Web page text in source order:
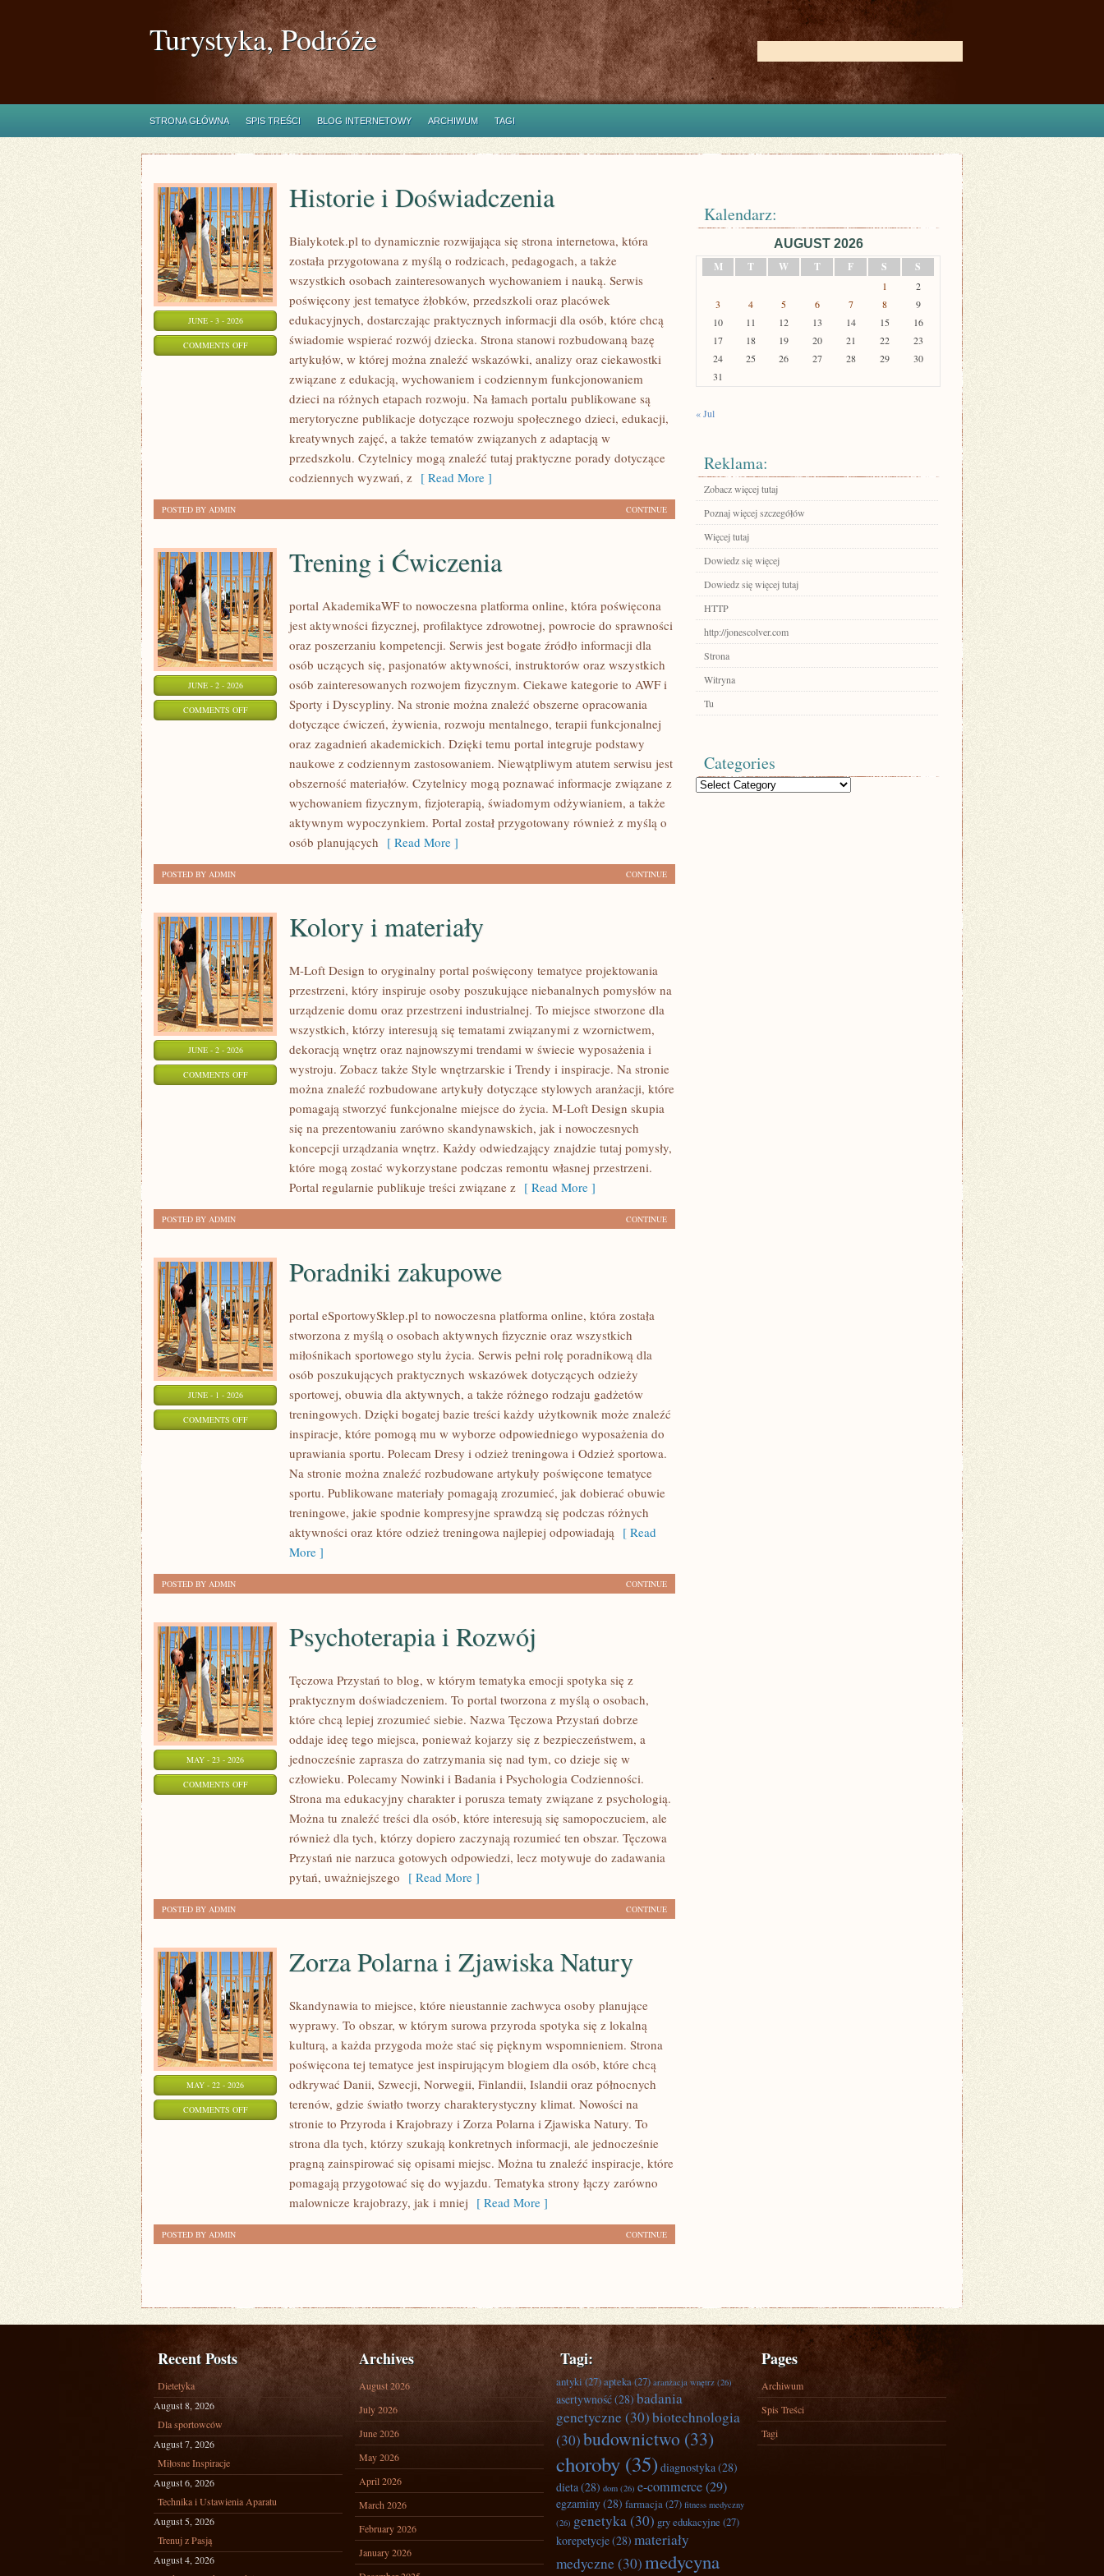
Turystyka, Podróże
STRONA GŁÓWNA SPIS TREŚCI BLOG INTERNETOWY ARCHIWUM TAGI
JUNE - 3 - 2026
COMMENTS OFFON
DOŚWIADCZENIA
Historie i Doświadczenia
Bialykotek.pl to dynamicznie rozwijająca się strona internetowa, która
została przygotowana z myślą o rodzicach, pedagogach, a także
wszystkich osobach zainteresowanych wychowaniem i nauką. Serwis
poświęcony jest tematyce żłobków, przedszkoli oraz placówek
edukacyjnych, dostarczając praktycznych informacji dla osób, które chcą
świadomie wspierać rozwój dziecka. Strona stanowi rozbudowaną bazę
artykułów, w której można znaleźć wskazówki, analizy oraz ciekawostki
związane z edukacją, wychowaniem i codziennym funkcjonowaniem
dzieci na różnych etapach rozwoju. Na łamach portalu publikowane są
merytoryczne publikacje dotyczące rozwoju społecznego dzieci, edukacji,
kreatywnych zajęć, a także tematów związanych z adaptacją w
przedszkolu. Czytelnicy mogą znaleźć tutaj praktyczne porady dotyczące
codziennych wyzwań, z [ Read More ]
CONTINUE
POSTED BY ADMIN
JUNE - 2 - 2026
COMMENTS OFFON
ĆWICZENIA
Trening i Ćwiczenia
portal AkademikaWF to nowoczesna platforma online, która poświęcona
jest aktywności fizycznej, profilaktyce zdrowotnej, powrocie do sprawności
oraz poszerzaniu kompetencji. Serwis jest bogate źródło informacji dla
osób uczących się, pasjonatów aktywności, instruktorów oraz wszystkich
osób zainteresowanych rozwojem fizycznym. Ciekawe kategorie to AWF i
Sporty i Dyscypliny. Na stronie można znaleźć obszerne opracowania
dotyczące ćwiczeń, żywienia, rozwoju mentalnego, terapii funkcjonalnej
oraz zagadnień akademickich. Dzięki temu portal integruje podstawy
naukowe z codziennym zastosowaniem. Niewątpliwym atutem serwisu jest
obszerność materiałów. Czytelnicy mogą poznawać informacje związane z
wychowaniem fizycznym, fizjoterapią, świadomym odżywianiem, a także
aktywnym wypoczynkiem. Portal został przygotowany również z myślą o
osób planujących [ Read More ]
CONTINUE
POSTED BY ADMIN
JUNE - 2 - 2026
COMMENTS OFFON
MATERIAŁY
Kolory i materiały
M-Loft Design to oryginalny portal poświęcony tematyce projektowania
przestrzeni, który inspiruje osoby poszukujące niebanalnych pomysłów na
urządzenie domu oraz przestrzeni industrialnej. To miejsce stworzone dla
wszystkich, którzy interesują się tematami związanymi z wzornictwem,
dekoracją wnętrz oraz najnowszymi trendami w świecie wyposażenia i
wystroju. Zobacz także Style wnętrzarskie i Trendy i inspiracje. Na stronie
można znaleźć rozbudowane artykuły dotyczące stylowych aranżacji, które
pomagają stworzyć funkcjonalne miejsce do życia. M-Loft Design skupia
się na prezentowaniu zarówno skandynawskich, jak i nowoczesnych
koncepcji urządzania wnętrz. Każdy odwiedzający znajdzie tutaj pomysły,
które mogą zostać wykorzystane podczas remontu własnej przestrzeni.
Portal regularnie publikuje treści związane z [ Read More ]
CONTINUE
POSTED BY ADMIN
JUNE - 1 - 2026
COMMENTS OFFON
PORADNIKI
ZAKUPOWE
Poradniki zakupowe
portal eSportowySklep.pl to nowoczesna platforma online, która została
stworzona z myślą o osobach aktywnych fizycznie oraz wszystkich
miłośnikach sportowego stylu życia. Serwis pełni rolę poradnikową dla
osób poszukujących praktycznych wskazówek dotyczących odzieży
sportowej, obuwia dla aktywnych, a także różnego rodzaju gadżetów
treningowych. Dzięki bogatej bazie treści każdy użytkownik może znaleźć
inspiracje, które pomogą mu w wyborze odpowiedniego wyposażenia do
uprawiania sportu. Polecam Dresy i odzież treningowa i Odzież sportowa.
Na stronie można znaleźć rozbudowane artykuły poświęcone tematyce
sportu. Publikowane materiały pomagają zrozumieć, jak dobierać obuwie
treningowe, jakie spodnie kompresyjne sprawdzą się podczas różnych
aktywności oraz które odzież treningowa najlepiej odpowiadają [ Read
More ]
CONTINUE
POSTED BY ADMIN
MAY - 23 - 2026
COMMENTS OFFON
PSYCHOTERAPIA
Psychoterapia i Rozwój
Tęczowa Przystań to blog, w którym tematyka emocji spotyka się z
praktycznym doświadczeniem. To portal tworzona z myślą o osobach,
które chcą lepiej zrozumieć siebie. Nazwa Tęczowa Przystań dobrze
oddaje ideę tego miejsca, ponieważ kojarzy się z bezpieczeństwem, a
jednocześnie zaprasza do zatrzymania się nad tym, co dzieje się w
człowieku. Polecamy Nowinki i Badania i Psychologia Codzienności.
Strona ma edukacyjny charakter i porusza tematy związane z psychologią.
Można tu znaleźć treści dla osób, które interesują się samopoczuciem, ale
również dla tych, którzy dopiero zaczynają rozumieć ten obszar. Tęczowa
Przystań nie narzuca gotowych odpowiedzi, lecz motywuje do zadawania
pytań, uważniejszego [ Read More ]
CONTINUE
POSTED BY ADMIN
MAY - 22 - 2026
COMMENTS OFFON
Zorza Polarna i Zjawiska Natury
Skandynawia to miejsce, które nieustannie zachwyca osoby planujące
wyprawy. To obszar, w którym surowa przyroda spotyka się z lokalną
kulturą, a każda przygoda może stać się pięknym wspomnieniem. Strona
poświęcona tej tematyce jest inspirującym blogiem dla osób, które chcą
odkrywać Danii, Szwecji, Norwegii, Finlandii, Islandii oraz północnych
terenów, gdzie światło tworzy charakterystyczny klimat. Nowości na
stronie to Przyroda i Krajobrazy i Zorza Polarna i Zjawiska Natury. To
strona dla tych, którzy szukają konkretnych informacji, ale jednocześnie
pragną zainspirować się opisami miejsc. Można tu znaleźć inspiracje, które
pomagają przygotować się do wyjazdu. Tematyka strony łączy zarówno
malownicze krajobrazy, jak i mniej [ Read More ]
CONTINUE
POSTED BY ADMIN
Kalendarz:
AUGUST 2026
M
T W T F S S
1
2
3
4 5 6 7 8
9
10
11 12 13 14 15
16
17
18 19 20 21 22
23
24
25 26 27 28 29
30
31
« Jul
Reklama:
Zobacz więcej tutaj
Poznaj więcej szczegółów
Więcej tutaj
Dowiedz się więcej
Dowiedz się więcej tutaj
HTTP
http://jonescolver.com
Strona
Witryna
Tu
Categories
Categories
Recent Posts
Dietetyka
August 8, 2026
Dla sportowców
August 7, 2026
Miłosne Inspiracje
August 6, 2026
Technika i Ustawienia Aparatu
August 5, 2026
Trenuj z Pasją
August 4, 2026
Archives
August 2026
July 2026
June 2026
May 2026
April 2026
March 2026
February 2026
January 2026
Tagi:
antyki(27)apteka(27) aranżacja wnętrz (26)
asertywność(28) badania
genetyczne (30)biotechnologia
(30)budownictwo (33)
choroby (35) diagnostyka(28)
dieta(28) dom (26) e-commerce(29)
egzaminy(28) farmacja(27) fitness medyczny
(26) genetyka(30) gry edukacyjne (27)
korepetycje(28) materiały
medyczne (30)medycyna
Pages
Archiwum
Spis Treści
Tagi